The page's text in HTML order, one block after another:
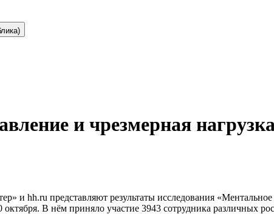
и чрезмерная
и hh.ru представляют результаты исследования
октября. В нём приняло участие 3943 сотрудника различных